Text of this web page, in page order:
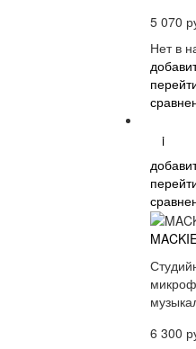
5 070
Нет в
i
6 300